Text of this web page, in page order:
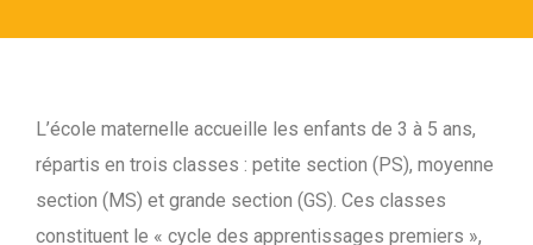
L’école maternelle accueille les enfants de 3 à 5 ans,
répartis en trois classes : petite section (PS), moyenne
section (MS) et grande section (GS). Ces classes
constituent le « cycle des apprentissages premiers »,